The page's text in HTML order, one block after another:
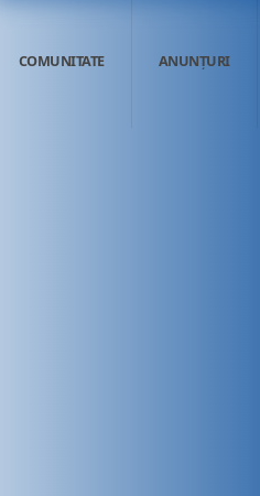
COMUNITATE ANUNȚURI